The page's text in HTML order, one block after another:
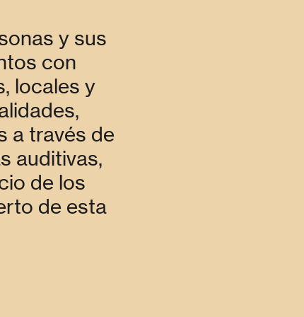
y sus
con
locales y
a través de
auditivas,
de los
de esta